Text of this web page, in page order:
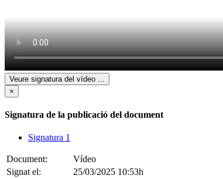
Veure signatura del vídeo
×
Signatura de la publicació del document
Signatura 1
Document:
Vídeo
Signat el:
25/03/2025 10:53h